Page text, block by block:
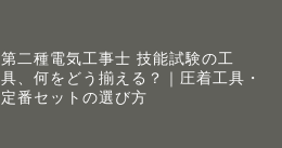
第二種電気工事士 技能試験の工
具、何をどう揃える？｜圧着工具・
定番セットの選び方